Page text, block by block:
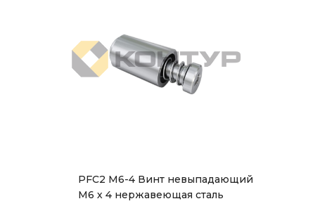
PFC2 M6-4 Винт невыпадающий
М6 х 4 нержавеющая сталь